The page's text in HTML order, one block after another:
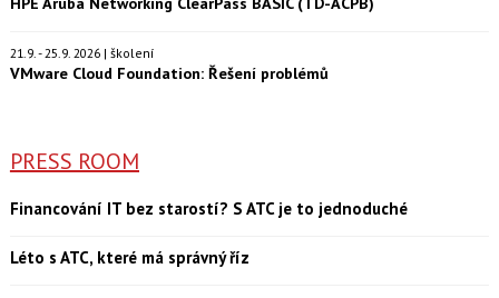
21.9. - 25.9. 2026 | školení
VMware Cloud Foundation: Řešení problémů
PRESS ROOM
Financování IT bez starostí? S ATC je to jednoduché
Léto s ATC, které má správný říz